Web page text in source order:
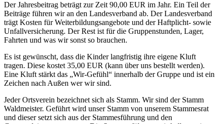
Der Jahresbeitrag beträgt zur Zeit 90,00 EUR im Jahr. Ein Teil der
Beiträge führen wir an den Landesverband ab. Der Landesverband
trägt Kosten für Weiterbildungsangebote und der Haftplicht- sowie
Unfallversicherung. Der Rest ist für die Gruppenstunden, Lager,
Fahrten und was wir sonst so brauchen.
Es ist gewünscht, dass die Kinder langfristig ihre eigene Kluft
tragen. Diese kostet 35,00 EUR (kann über uns bestellt werden).
Eine Kluft stärkt das „Wir-Gefühl“ innerhalb der Gruppe und ist ein
Zeichen nach Außen wer wir sind.
Jeder Ortsverein bezeichnet sich als Stamm. Wir sind der Stamm
Waldmeister. Geführt wird unser Stamm von unserem Stammesrat
und dieser setzt sich aus der Stammesführung und den